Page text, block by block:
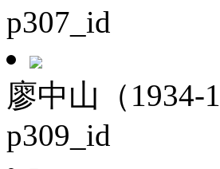
p307_id
廖中山（1934-
p309_id